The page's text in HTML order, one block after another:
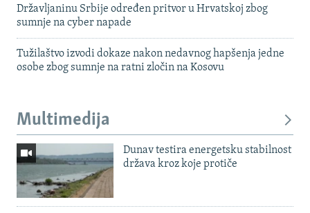
Državljaninu Srbije određen pritvor u Hrvatskoj zbog
sumnje na cyber napade
Tužilaštvo izvodi dokaze nakon nedavnog hapšenja jedne
osobe zbog sumnje na ratni zločin na Kosovu
Multimedija
Dunav testira energetsku stabilnost
država kroz koje protiče